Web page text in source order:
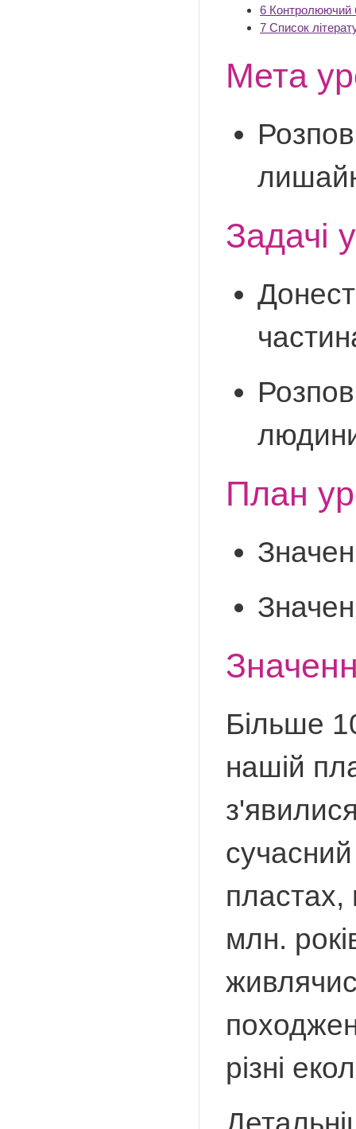
6 Контролюючий
7 Список
Мета
Задачі
План
Більше
нашій
пластах,
млн.
різні